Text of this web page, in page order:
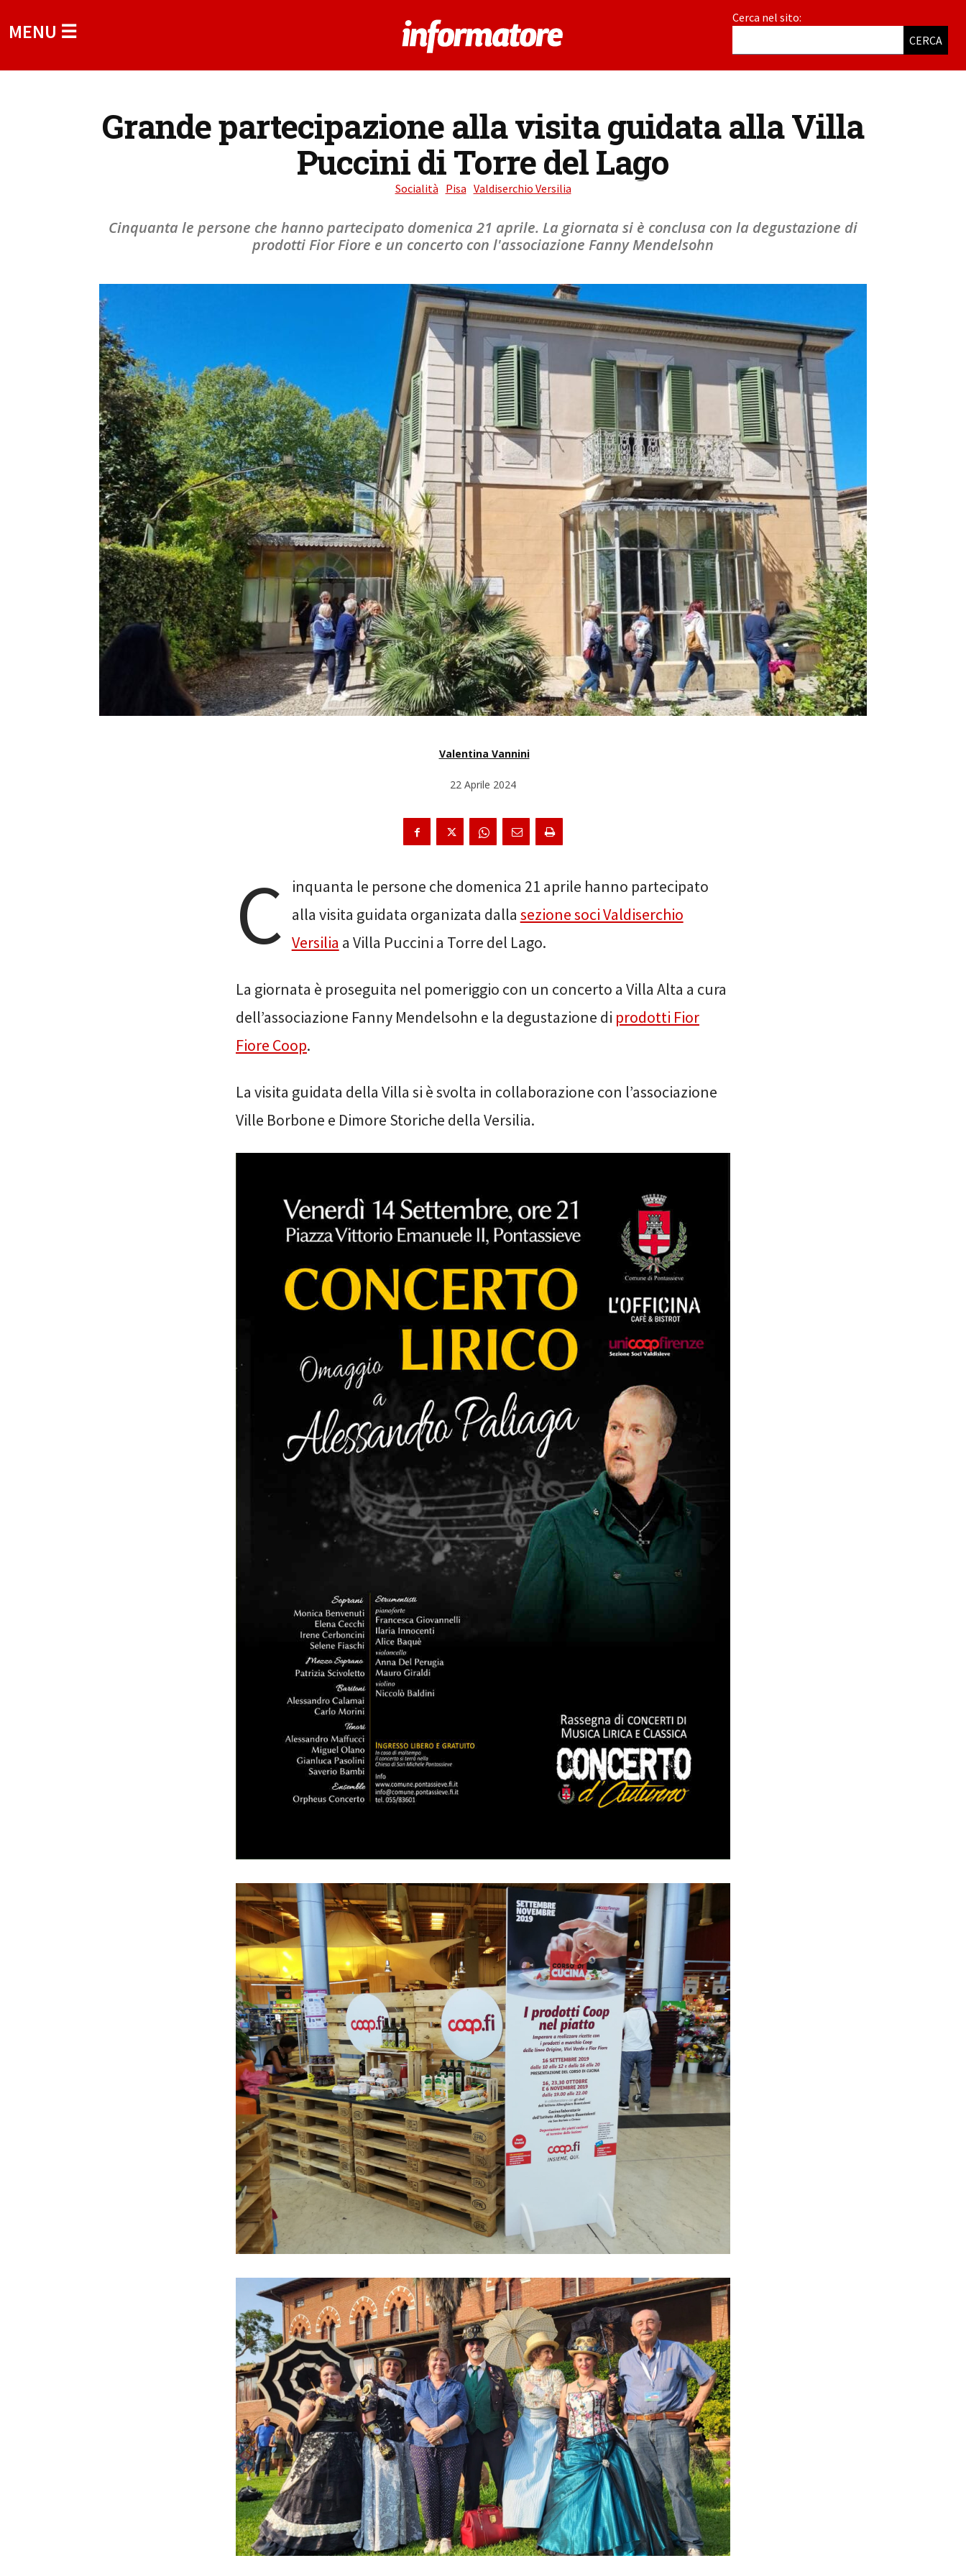
MENU ☰
Cerca nel sito:
CERCA
Grande partecipazione alla visita guidata alla Villa
Puccini di Torre del Lago
Socialità Pisa Valdiserchio Versilia
Cinquanta le persone che hanno partecipato domenica 21 aprile. La giornata si è conclusa con la degustazione di
prodotti Fior Fiore e un concerto con l'associazione Fanny Mendelsohn
Valentina Vannini
22 Aprile 2024
C
inquanta le persone che domenica 21 aprile hanno partecipato
alla visita guidata organizata dalla sezione soci Valdiserchio
Versilia a Villa Puccini a Torre del Lago.
La giornata è proseguita nel pomeriggio con un concerto a Villa Alta a cura
dell’associazione Fanny Mendelsohn e la degustazione di prodotti Fior
Fiore Coop.
La visita guidata della Villa si è svolta in collaborazione con l’associazione
Ville Borbone e Dimore Storiche della Versilia.